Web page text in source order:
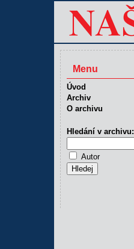
Menu
Úvod
Archiv
O archivu
Hledání v archivu:
Autor